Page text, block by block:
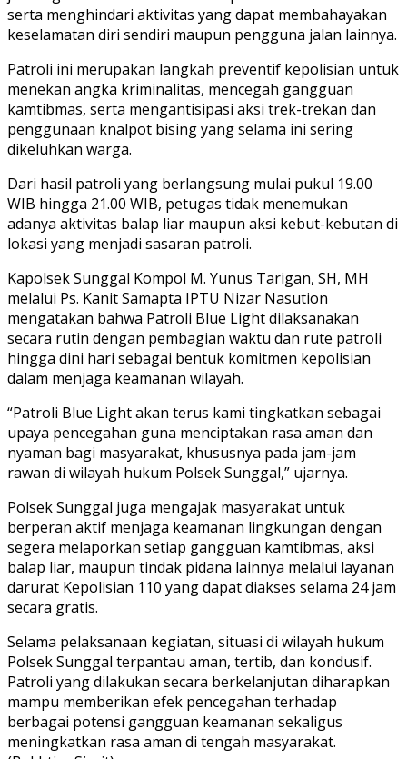
serta menghindari aktivitas yang dapat membahayakan
keselamatan diri sendiri maupun pengguna jalan lainnya.
Patroli ini merupakan langkah preventif kepolisian untuk
menekan angka kriminalitas, mencegah gangguan
kamtibmas, serta mengantisipasi aksi trek-trekan dan
penggunaan knalpot bising yang selama ini sering
dikeluhkan warga.
Dari hasil patroli yang berlangsung mulai pukul 19.00
WIB hingga 21.00 WIB, petugas tidak menemukan
adanya aktivitas balap liar maupun aksi kebut-kebutan di
lokasi yang menjadi sasaran patroli.
Kapolsek Sunggal Kompol M. Yunus Tarigan, SH, MH
melalui Ps. Kanit Samapta IPTU Nizar Nasution
mengatakan bahwa Patroli Blue Light dilaksanakan
secara rutin dengan pembagian waktu dan rute patroli
hingga dini hari sebagai bentuk komitmen kepolisian
dalam menjaga keamanan wilayah.
“Patroli Blue Light akan terus kami tingkatkan sebagai
upaya pencegahan guna menciptakan rasa aman dan
nyaman bagi masyarakat, khususnya pada jam-jam
rawan di wilayah hukum Polsek Sunggal,” ujarnya.
Polsek Sunggal juga mengajak masyarakat untuk
berperan aktif menjaga keamanan lingkungan dengan
segera melaporkan setiap gangguan kamtibmas, aksi
balap liar, maupun tindak pidana lainnya melalui layanan
darurat Kepolisian 110 yang dapat diakses selama 24 jam
secara gratis.
Selama pelaksanaan kegiatan, situasi di wilayah hukum
Polsek Sunggal terpantau aman, tertib, dan kondusif.
Patroli yang dilakukan secara berkelanjutan diharapkan
mampu memberikan efek pencegahan terhadap
berbagai potensi gangguan keamanan sekaligus
meningkatkan rasa aman di tengah masyarakat.